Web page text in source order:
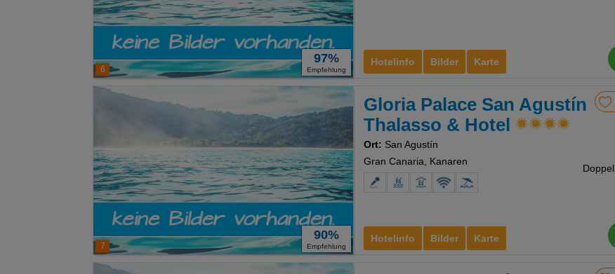
6
97%
Empfehlung
Hotelinfo Bilder Karte
7
90%
Empfehlung
Hotelinfo Bilder Karte
Gloria Palace San Agustín
Thalasso & Hotel
Ort: San Agustín
Gran Canaria, Kanaren